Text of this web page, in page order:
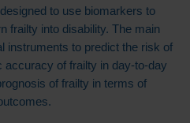
to use biomarkers to
frailty into disability. The main
instruments to predict the risk of
accuracy of frailty in day-to-day
of frailty in terms of